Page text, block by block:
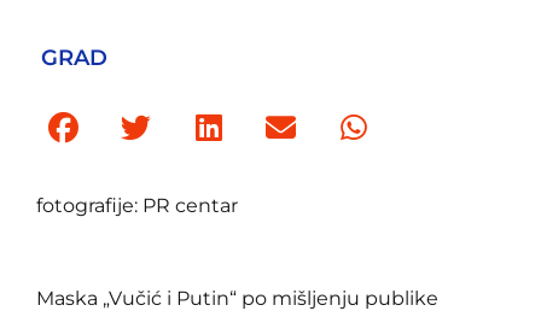
GRAD
fotografije: PR centar
Maska „Vučić i Putin“ po mišljenju publike